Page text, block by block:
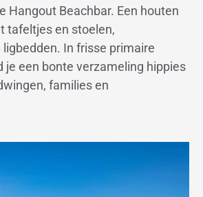
Hangout Beachbar. Een houten
tafeltjes en stoelen,
In frisse primaire
je een bonte verzameling hippies
families en